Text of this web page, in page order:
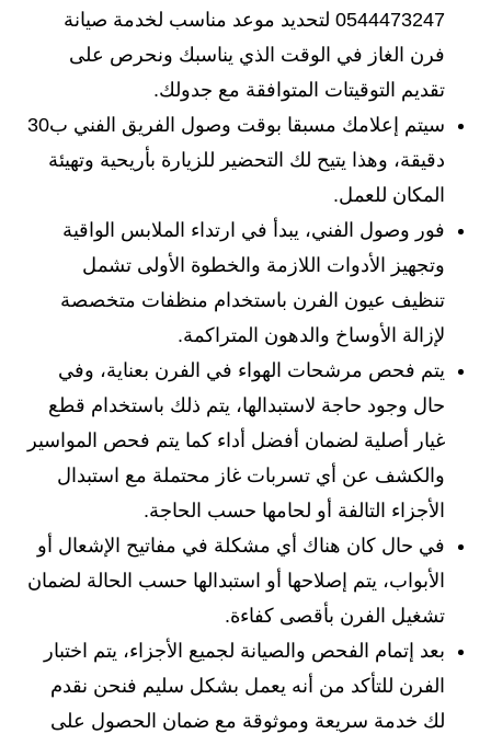
0544473247 لتحديد موعد مناسب لخدمة صيانة
فرن الغاز في الوقت الذي يناسبك ونحرص على
تقديم التوقيتات المتوافقة مع جدولك.
سيتم إعلامك مسبقا بوقت وصول الفريق الفني ب30
دقيقة، وهذا يتيح لك التحضير للزيارة بأريحية وتهيئة
المكان للعمل.
فور وصول الفني، يبدأ في ارتداء الملابس الواقية
وتجهيز الأدوات اللازمة والخطوة الأولى تشمل
تنظيف عيون الفرن باستخدام منظفات متخصصة
لإزالة الأوساخ والدهون المتراكمة.
يتم فحص مرشحات الهواء في الفرن بعناية، وفي
حال وجود حاجة لاستبدالها، يتم ذلك باستخدام قطع
غيار أصلية لضمان أفضل أداء كما يتم فحص المواسير
والكشف عن أي تسربات غاز محتملة مع استبدال
الأجزاء التالفة أو لحامها حسب الحاجة.
في حال كان هناك أي مشكلة في مفاتيح الإشعال أو
الأبواب، يتم إصلاحها أو استبدالها حسب الحالة لضمان
تشغيل الفرن بأقصى كفاءة.
بعد إتمام الفحص والصيانة لجميع الأجزاء، يتم اختبار
الفرن للتأكد من أنه يعمل بشكل سليم فنحن نقدم
لك خدمة سريعة وموثوقة مع ضمان الحصول على